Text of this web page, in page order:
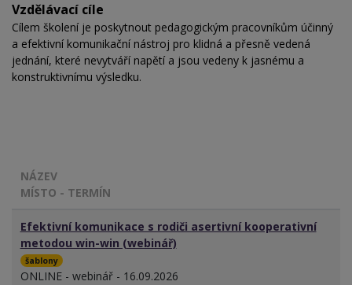
Vzdělávací cíle
Cílem školení je poskytnout pedagogickým pracovníkům účinný
a efektivní komunikační nástroj pro klidná a přesně vedená
jednání, které nevytváří napětí a jsou vedeny k jasnému a
konstruktivnímu výsledku.
NÁZEV
MÍSTO - TERMÍN
Efektivní komunikace s rodiči asertivní kooperativní
metodou win-win (webinář)
šablony
ONLINE - webinář - 16.09.2026